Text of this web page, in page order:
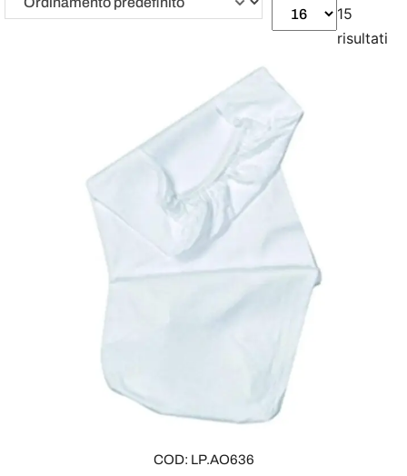
15
risultati
COD: LP.AO636